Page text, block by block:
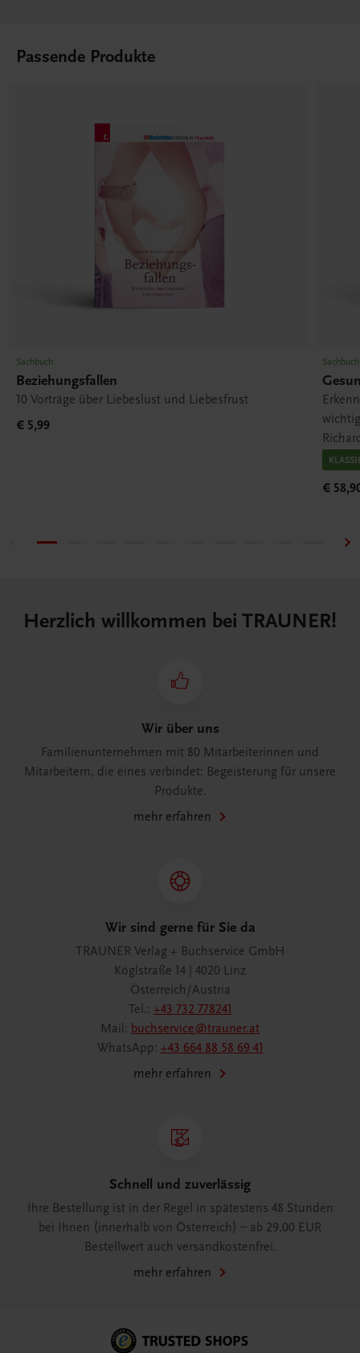
Passende Produkte
Sachbuch
Beziehungsfallen
10 Vorträge über Liebeslust und Liebesfrust
€ 5,99
Sachbuch
€
Herzlich willkommen bei TRAUNER!
Wir über uns
Familienunternehmen mit 80 Mitarbeiterinnen und
Mitarbeitern, die eines verbindet: Begeisterung für unsere
Produkte.
mehr erfahren
Wir sind gerne für Sie da
TRAUNER Verlag + Buchservice GmbH
Köglstraße 14 | 4020 Linz
Österreich/Austria
Tel.: +43 732 778241
Mail: buchservice@trauner.at
WhatsApp: +43 664 88 58 69 41
mehr erfahren
Schnell und zuverlässig
Ihre Bestellung ist in der Regel in spätestens 48 Stunden
bei Ihnen (innerhalb von Österreich) – ab 29,00 EUR
Bestellwert auch versandkostenfrei.
mehr erfahren